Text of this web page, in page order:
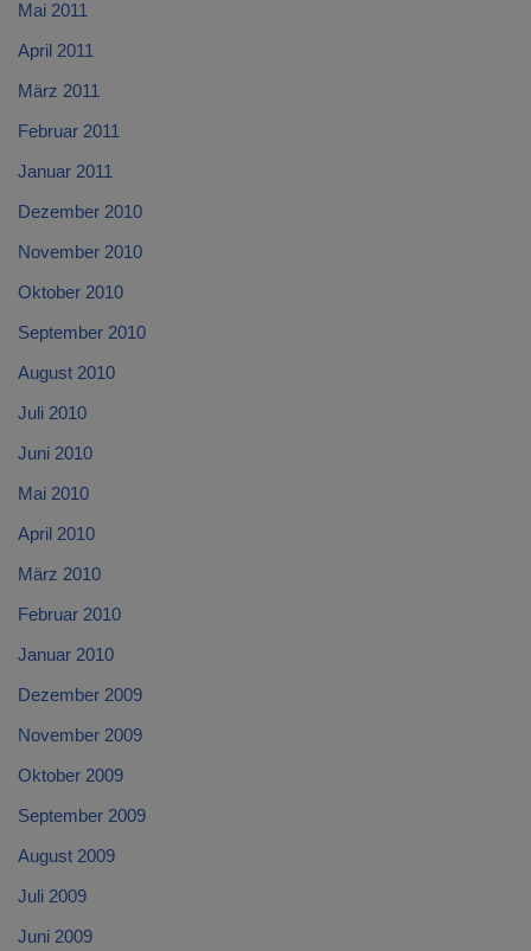
Mai 2011
April 2011
März 2011
Februar 2011
Januar 2011
Dezember 2010
November 2010
Oktober 2010
September 2010
August 2010
Juli 2010
Juni 2010
Mai 2010
April 2010
März 2010
Februar 2010
Januar 2010
Dezember 2009
November 2009
Oktober 2009
September 2009
August 2009
Juli 2009
Juni 2009